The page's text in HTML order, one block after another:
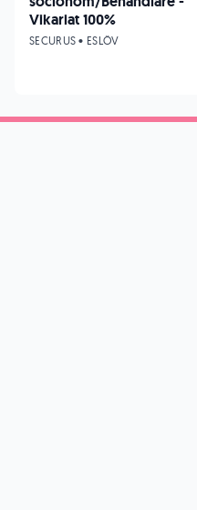
Vikariat 100%
SECURUS • ESLÖV